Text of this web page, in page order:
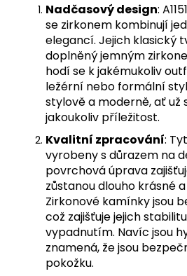
Nadčasový design: A1151
se zirkonem kombinují
elegancí. Jejich klasický
doplněný jemným
hodí se k jakémukoliv
ležérní nebo formální
stylově a moderně, ať už
jakoukoliv příležitost.
Kvalitní zpracování:
vyrobeny s důrazem na
povrchová úprava
zůstanou dlouho krásné
Zirkonové kamínky jsou
což zajišťuje jejich
vypadnutím. Navíc jsou
znamená, že jsou
pokožku.